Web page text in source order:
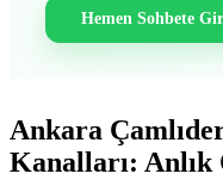
Hemen Sohbete Gir
Ankara
Kanalları: Anlık